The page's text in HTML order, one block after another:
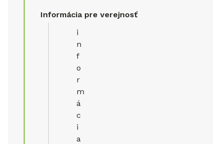
Informácia pre verejnosť
i
n
f
o
r
m
á
c
i
a